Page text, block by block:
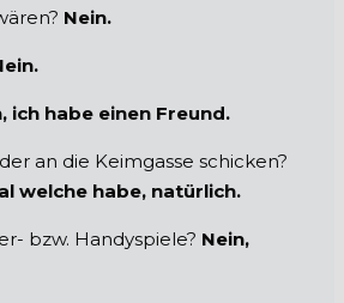
Nein.
ich habe einen Freund.
an die Keimgasse schicken?
welche habe, natürlich.
bzw. Handyspiele? Nein,